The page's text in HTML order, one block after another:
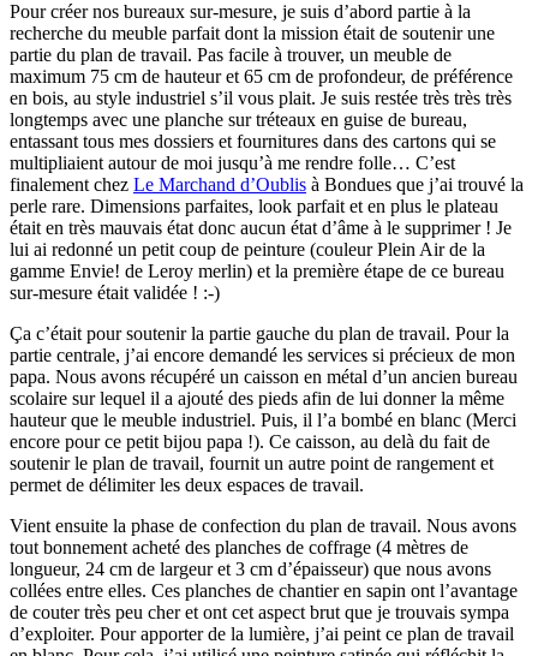
Pour créer nos bureaux sur-mesure, je suis d’abord partie à la
recherche du meuble parfait dont la mission était de soutenir une
partie du plan de travail. Pas facile à trouver, un meuble de
maximum 75 cm de hauteur et 65 cm de profondeur, de préférence
en bois, au style industriel s’il vous plait. Je suis restée très très très
longtemps avec une planche sur tréteaux en guise de bureau,
entassant tous mes dossiers et fournitures dans des cartons qui se
multipliaient autour de moi jusqu’à me rendre folle… C’est
finalement chez Le Marchand d’Oublis à Bondues que j’ai trouvé la
perle rare. Dimensions parfaites, look parfait et en plus le plateau
était en très mauvais état donc aucun état d’âme à le supprimer ! Je
lui ai redonné un petit coup de peinture (couleur Plein Air de la
gamme Envie! de Leroy merlin) et la première étape de ce bureau
sur-mesure était validée ! :-)
Ça c’était pour soutenir la partie gauche du plan de travail. Pour la
partie centrale, j’ai encore demandé les services si précieux de mon
papa. Nous avons récupéré un caisson en métal d’un ancien bureau
scolaire sur lequel il a ajouté des pieds afin de lui donner la même
hauteur que le meuble industriel. Puis, il l’a bombé en blanc (Merci
encore pour ce petit bijou papa !). Ce caisson, au delà du fait de
soutenir le plan de travail, fournit un autre point de rangement et
permet de délimiter les deux espaces de travail.
Vient ensuite la phase de confection du plan de travail. Nous avons
tout bonnement acheté des planches de coffrage (4 mètres de
longueur, 24 cm de largeur et 3 cm d’épaisseur) que nous avons
collées entre elles. Ces planches de chantier en sapin ont l’avantage
de couter très peu cher et ont cet aspect brut que je trouvais sympa
d’exploiter. Pour apporter de la lumière, j’ai peint ce plan de travail